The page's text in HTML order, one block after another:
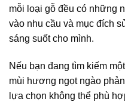
mỗi loại gỗ đều có những
vào nhu cầu và mục đích
sáng suốt cho mình.
Nếu bạn đang tìm kiếm
mùi hương ngọt ngào
lựa chọn không thể phù